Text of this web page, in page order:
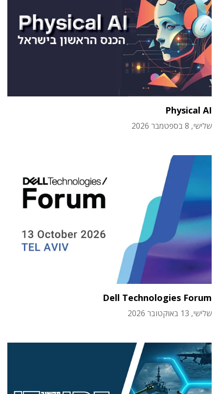
Physical AI
שלישי, 8 בספטמבר 2026
Dell Technologies Forum
שלישי, 13 באוקטובר 2026